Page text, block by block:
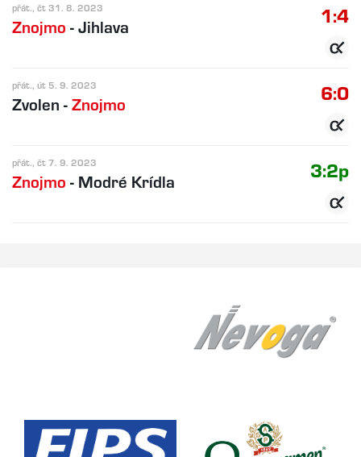
přát., čt 31. 8. 2023
Znojmo -Jihlava 1:4
přát., út 5. 9. 2023
Zvolen -Znojmo 6:0
přát., čt 7. 9. 2023
Znojmo - Modré Krídla 3:2p